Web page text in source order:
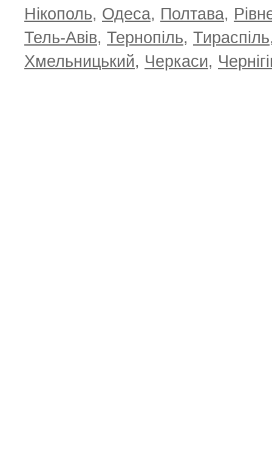
Нікополь, Одеса, Полтава,
Тель-Авів, Тернопіль, Тираспіль
Хмельницький, Черкаси,